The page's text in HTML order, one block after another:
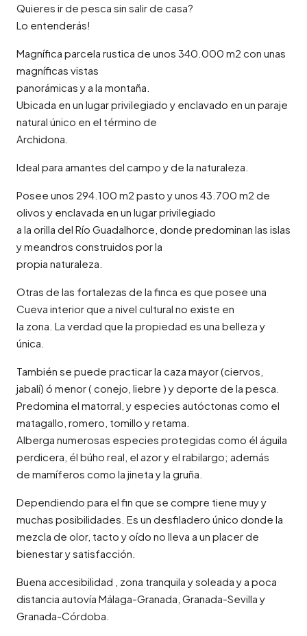
Quieres ir de pesca sin salir de casa?
Lo entenderás!
Magnífica parcela rustica de unos 340.000 m2 con unas
magníficas vistas
panorámicas y a la montaña.
Ubicada en un lugar privilegiado y enclavado en un paraje
natural único en el término de
Archidona.
Ideal para amantes del campo y de la naturaleza.
Posee unos 294.100 m2 pasto y unos 43.700 m2 de
olivos y enclavada en un lugar privilegiado
a la orilla del Río Guadalhorce, donde predominan las islas
y meandros construidos por la
propia naturaleza.
Otras de las fortalezas de la finca es que posee una
Cueva interior que a nivel cultural no existe en
la zona. La verdad que la propiedad es una belleza y
única.
También se puede practicar la caza mayor (ciervos,
jabalí) ó menor ( conejo, liebre ) y deporte de la pesca.
Predomina el matorral, y especies autóctonas como el
matagallo, romero, tomillo y retama.
Alberga numerosas especies protegidas como él águila
perdicera, él búho real, el azor y el rabilargo; además
de mamíferos como la jineta y la gruña.
Dependiendo para el fin que se compre tiene muy y
muchas posibilidades. Es un desfiladero único donde la
mezcla de olor, tacto y oído no lleva a un placer de
bienestar y satisfacción.
Buena accesibilidad , zona tranquila y soleada y a poca
distancia autovía Málaga-Granada, Granada-Sevilla y
Granada-Córdoba.